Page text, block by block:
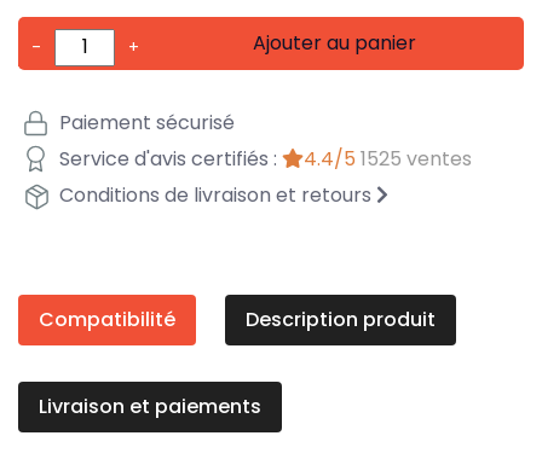
- + Ajouter au panier
Paiement sécurisé
Service d'avis certifiés :
4.4/5 1525 ventes
Conditions de livraison et retours
Compatibilité Description produit
Livraison et paiements